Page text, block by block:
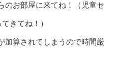
のお部屋に来てね！（児童セ
きてね！）
加算されてしまうので時間厳